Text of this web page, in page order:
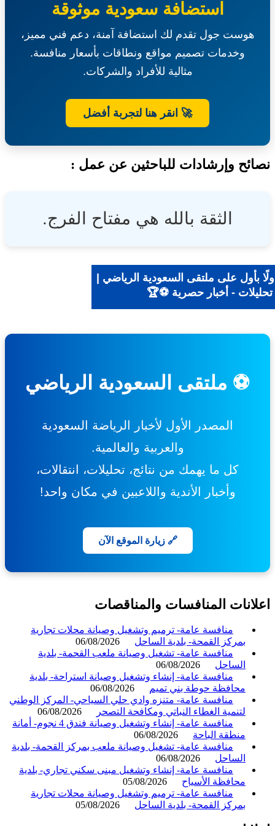
رقم
بالسوق
بعين
بن
فهيد-
الأسياح
استضافة سعودية موثوقة
هوست جول تقدم لك استضافة آمنة، دعم فني مميز،
وخدمات تصميم مواقع ونطاقات بأسعار منافسة.
مثالية للأفراد والشركات.
🚀 انقر هنا لتجربة أفضل
وإرشادات للباحثين عن عمل :
الثقة بالله هي مفتاح الفرج.
بأول على ملتقى السعودية الرياضي |
- أخبار حصرية ⚽🏆
⚽ ملتقى السعودية الرياضي
المصدر الأول لأخبار الرياضة السعودية
والعربية والعالمية.
كل ما يهمك من نتائج، تحليلات، انتقالات،
وأخبار الأندية واللاعبين في مكان واحد!
🔗 زيارة الموقع الآن
المنافسات والمناقصات
منافسة عامة- ترميم وتشغيل وصيانة محلات تجارية
بمركز القمحة- بلدية الساحل
06/08/2026
منافسة عامة- تشغيل وصيانة ملعب القحمة- بلدية
الساحل
06/08/2026
منافسة عامة- إنشاء وتشغيل وصيانة استراحة- بلدية
محافظة حوطة بني تميم
06/08/2026
منافسة عامة- متنزه وادي حلي السياحي- المركز الوطني
لتنمية الغطاء النباتي ومكافحة التصحر
06/08/2026
منافسة عامة- إنشاء وتشغيل وصيانة فندق 4 نجوم- أمانة
منطقة الباحة
06/08/2026
منافسة عامة- تشغيل وصيانة ملعب بمركز القحمة- بلدية
الساحل
06/08/2026
منافسة عامة- إنشاء وتشغيل مبنى سكني تجاري- بلدية
محافظة الأسياح
05/08/2026
منافسة عامة- ترميم وتشغيل وصيانة محلات تجارية
بمركز القمحة- بلدية الساحل
05/08/2026